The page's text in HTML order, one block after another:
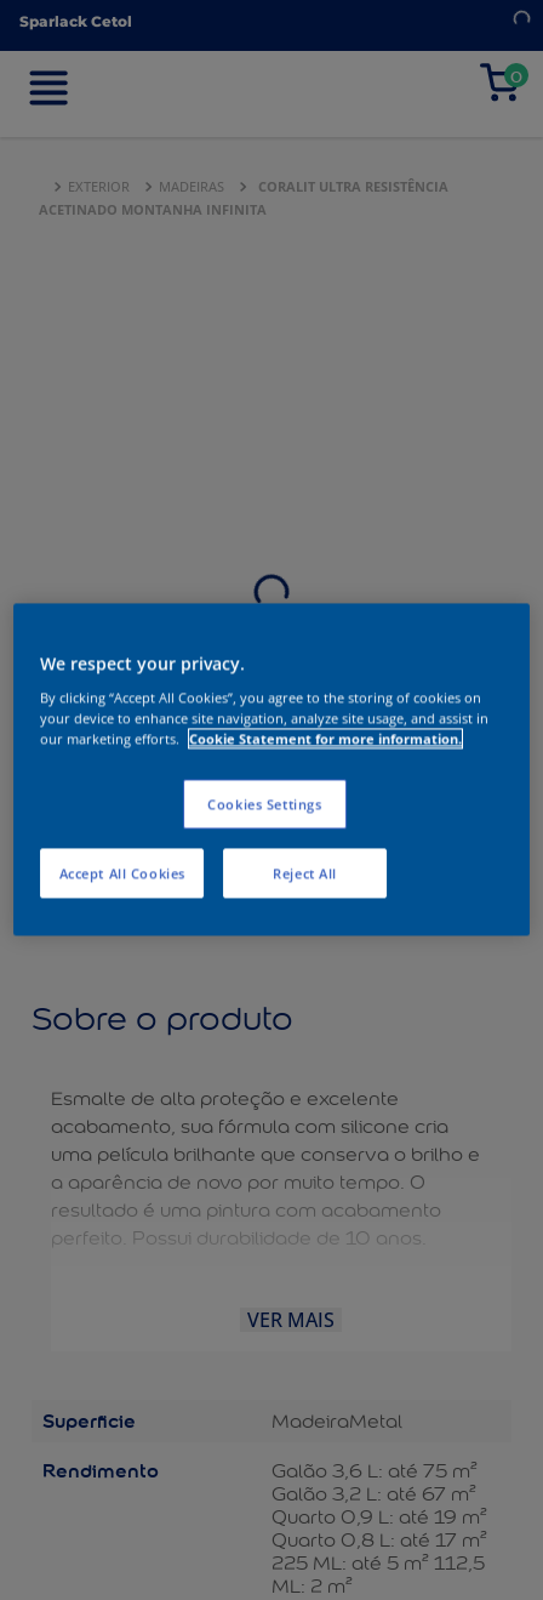
Sparlack Cetol
0
Sparlack Cetol
0
EXTERIOR MADEIRAS
CORALIT ULTRA RESISTÊNCIA
ACETINADO MONTANHA INFINITA
Sobre o produto
Esmalte de alta proteção e excelente
acabamento, sua fórmula com silicone cria
uma película brilhante que conserva o brilho e
a aparência de novo por muito tempo. O
resultado é uma pintura com acabamento
perfeito. Possui durabilidade de 10 anos.
VER MAIS
Superficie MadeiraMetal
Rendimento
Galão 3,6 L: até 75 m²
Galão 3,2 L: até 67 m²
Quarto 0,9 L: até 19 m²
Quarto 0,8 L: até 17 m²
225 ML: até 5 m² 112,5
ML: 2 m²
We respect your privacy.
By clicking “Accept All Cookies”, you agree to the storing of cookies on
your device to enhance site navigation, analyze site usage, and assist in
our marketing efforts.
Cookie Statement for more information.
Cookies Settings
Reject All
Accept All Cookies